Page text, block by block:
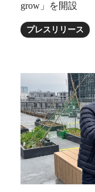
grow」を開設
プレスリリース